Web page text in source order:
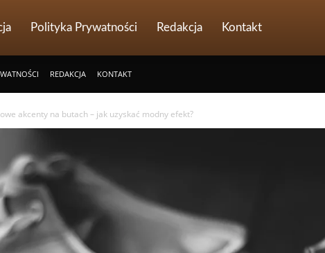
Polityka Prywatności Redakcja Kontakt
REDAKCJA KONTAKT
akcenty na butach – jak uzyskać modny efekt?